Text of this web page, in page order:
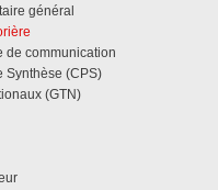
général
de communication
Synthèse (CPS)
(GTN)